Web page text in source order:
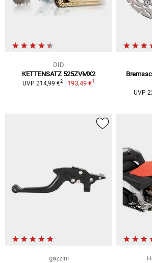
DID
KETTENSATZ 525ZVMX2
UVP 214,99 €2 193,49 €1
UVP
gazzini